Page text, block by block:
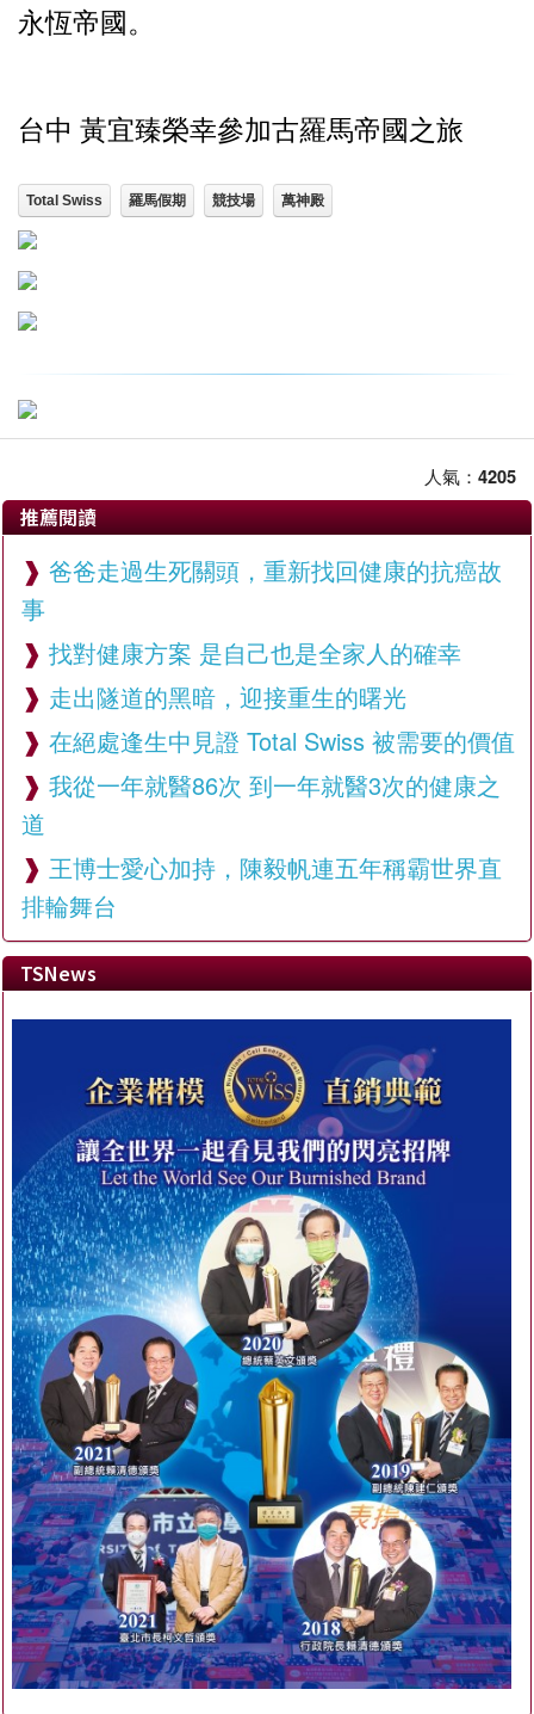
永恆帝國。
台中 黃宜臻榮幸參加古羅馬帝國之旅
Total Swiss 羅馬假期 競技場 萬神殿
人氣： 4205
推薦閱讀
爸爸走過生死關頭，重新找回健康的抗癌故
事
找對健康方案 是自己也是全家人的確幸
走出隧道的黑暗，迎接重生的曙光
在絕處逢生中見證 Total Swiss 被需要的價值
我從一年就醫86次 到一年就醫3次的健康之
道
王博士愛心加持，陳毅帆連五年稱霸世界直
排輪舞台
TSNews